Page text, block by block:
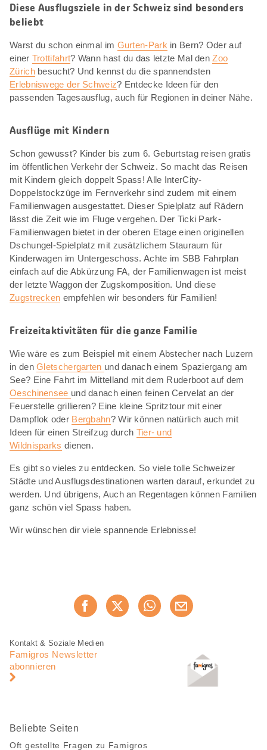
Diese Ausflugsziele in der Schweiz sind besonders
beliebt
Warst du schon einmal im Gurten-Park in Bern? Oder auf
einer Trottifahrt? Wann hast du das letzte Mal denZoo
Zürichbesucht? Und kennst du die spannendsten
Erlebniswege der Schweiz? Entdecke Ideen für den
passenden Tagesausflug, auch für Regionen in deiner Nähe.
Ausflüge mit Kindern
Schon gewusst? Kinder bis zum 6. Geburtstag reisen gratis
im öffentlichen Verkehr der Schweiz. So macht das Reisen
mit Kindern gleich doppelt Spass! Alle InterCity-
Doppelstockzüge im Fernverkehr sind zudem mit einem
Familienwagen ausgestattet. Dieser Spielplatz auf Rädern
lässt die Zeit wie im Fluge vergehen. Der Ticki Park-
Familienwagen bietet in der oberen Etage einen originellen
Dschungel-Spielplatz mit zusätzlichem Stauraum für
Kinderwagen im Untergeschoss. Achte im SBB Fahrplan
einfach auf die Abkürzung FA, der Familienwagen ist meist
der letzte Waggon der Zugskomposition. Und diese
Zugstrecken empfehlen wir besonders für Familien!
Freizeitaktivitäten für die ganze Familie
Wie wäre es zum Beispiel mit einem Abstecher nach Luzern
in denGletschergarten und danach einem Spaziergang am
See? Eine Fahrt im Mittelland mit dem Ruderboot auf dem
Oeschinensee und danach einen feinen Cervelat an der
Feuerstelle grillieren? Eine kleine Spritztour mit einer
Dampflok oder Bergbahn? Wir können natürlich auch mit
Ideen für einen Streifzug durch Tier- und
Wildnisparks dienen.
Es gibt so vieles zu entdecken. So viele tolle Schweizer
Städte und Ausflugsdestinationen warten darauf, erkundet zu
werden. Und übrigens, Auch an Regentagen können Familien
ganz schön viel Spass haben.
Wir wünschen dir viele spannende Erlebnisse!
Jetzt weiterempfehlen
Fusszeile
Fusszeile
Navigation
Kontakt & Soziale Medien
Famigros Newsletter
abonnieren
Beliebte Seiten
Oft gestellte Fragen zu Famigros